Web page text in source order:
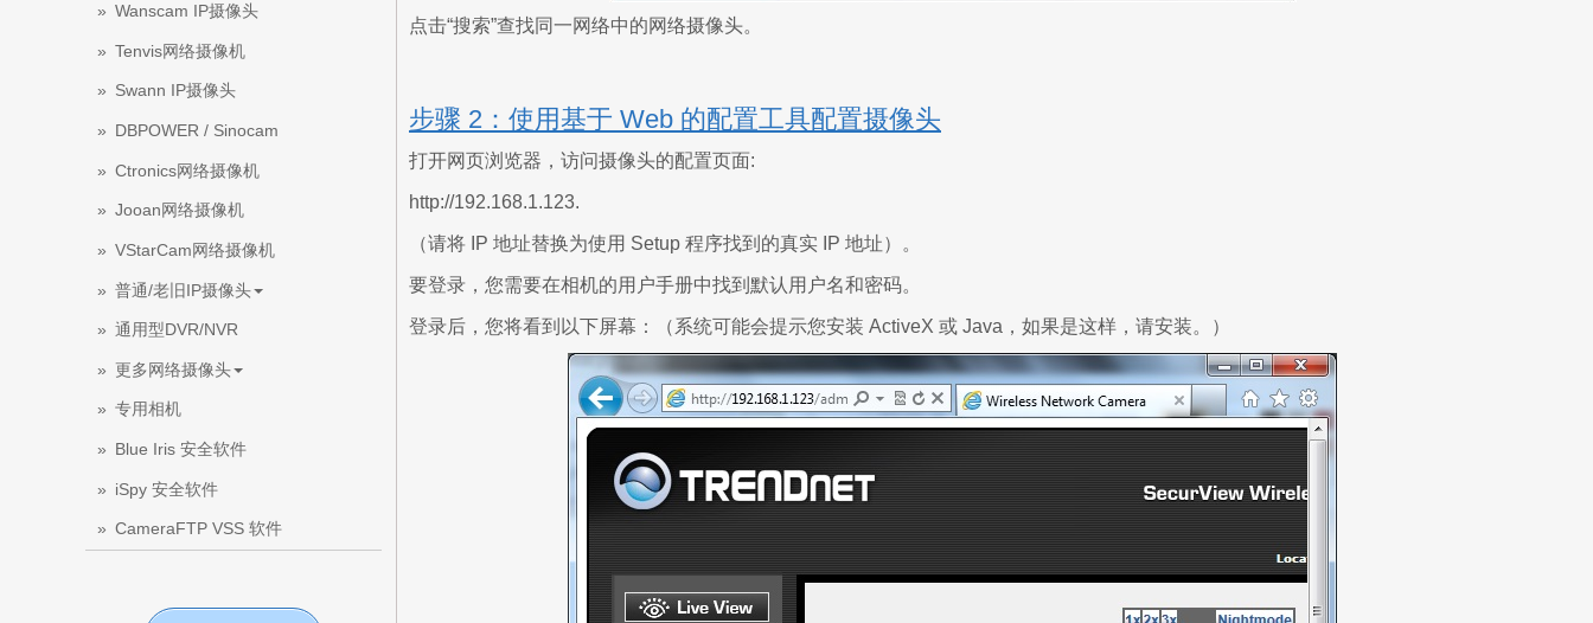
Wanscam IP摄像头
Tenvis网络摄像机
Swann IP摄像头
DBPOWER / Sinocam
Ctronics网络摄像机
Jooan网络摄像机
VStarCam网络摄像机
普通/老旧IP摄像头
通用型DVR/NVR
更多网络摄像头
专用相机
Blue Iris 安全软件
iSpy 安全软件
CameraFTP VSS 软件
点击“搜索”查找同一网络中的网络摄像头。
步骤 2：使用基于 Web 的配置工具配置摄像头
打开网页浏览器，访问摄像头的配置页面:
http://192.168.1.123.
（请将 IP 地址替换为使用 Setup 程序找到的真实 IP 地址）。
要登录，您需要在相机的用户手册中找到默认用户名和密码。
登录后，您将看到以下屏幕：（系统可能会提示您安装 ActiveX 或 Java，如果是这样，请安装。）